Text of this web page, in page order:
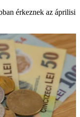
érkeznek az áprilisi